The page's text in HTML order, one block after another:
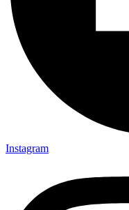
Instagram